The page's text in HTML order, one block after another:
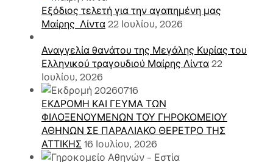
Εξόδιος τελετή για την αγαπημένη μας
Μαίρης Λίντα22 Ιουλίου, 2026
Αναγγελία θανάτου της Μεγάλης Κυρίας του
Ελληνικού τραγουδιού Μαίρης Λίντα22
Ιουλίου, 2026
ΕΚΔΡΟΜΗ ΚΑΙ ΓΕΥΜΑ ΤΩΝ
ΦΙΛΟΞΕΝΟΥΜΕΝΩΝ ΤΟΥ ΓΗΡΟΚΟΜΕΙΟΥ
ΑΘΗΝΩΝ ΣΕ ΠΑΡΑΛΙΑΚΟ ΘΕΡΕΤΡΟ ΤΗΣ
ΑΤΤΙΚΗΣ 16 Ιουλίου, 2026